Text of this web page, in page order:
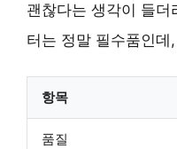
괜찮다는 생각이 들
터는 정말 필수품인
항목
품질